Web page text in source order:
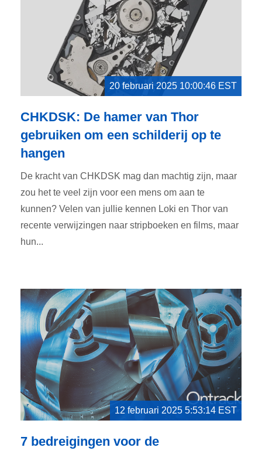
20 februari 2025 10:00:46 EST
CHKDSK: De hamer van Thor
gebruiken om een schilderij op te
hangen
De kracht van CHKDSK mag dan machtig zijn, maar
zou het te veel zijn voor een mens om aan te
kunnen? Velen van jullie kennen Loki en Thor van
recente verwijzingen naar stripboeken en films, maar
hun...
12 februari 2025 5:53:14 EST
7 bedreigingen voor de